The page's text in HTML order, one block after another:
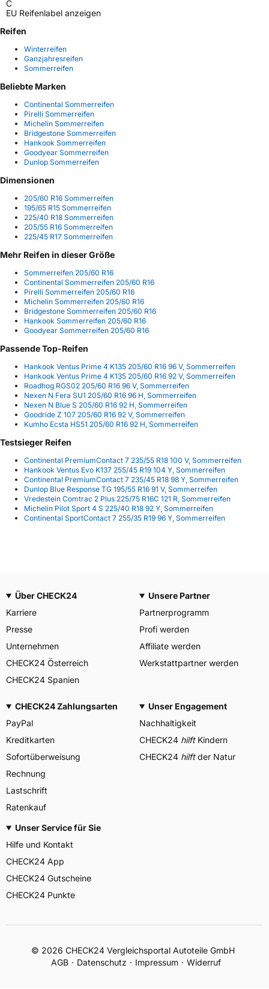
C
EU Reifenlabel anzeigen
Reifen
Winterreifen
Ganzjahresreifen
Sommerreifen
Beliebte Marken
Continental Sommerreifen
Pirelli Sommerreifen
Michelin Sommerreifen
Bridgestone Sommerreifen
Hankook Sommerreifen
Goodyear Sommerreifen
Dunlop Sommerreifen
Dimensionen
205/60 R16 Sommerreifen
195/65 R15 Sommerreifen
225/40 R18 Sommerreifen
205/55 R16 Sommerreifen
225/45 R17 Sommerreifen
Mehr Reifen in dieser Größe
Sommerreifen 205/60 R16
Continental Sommerreifen 205/60 R16
Pirelli Sommerreifen 205/60 R16
Michelin Sommerreifen 205/60 R16
Bridgestone Sommerreifen 205/60 R16
Hankook Sommerreifen 205/60 R16
Goodyear Sommerreifen 205/60 R16
Passende Top-Reifen
Hankook Ventus Prime 4 K135 205/60 R16 96 V, Sommerreifen
Hankook Ventus Prime 4 K135 205/60 R16 92 V, Sommerreifen
Roadhog RGS02 205/60 R16 96 V, Sommerreifen
Nexen N Fera SU1 205/60 R16 96 H, Sommerreifen
Nexen N Blue S 205/60 R16 92 H, Sommerreifen
Goodride Z 107 205/60 R16 92 V, Sommerreifen
Kumho Ecsta HS51 205/60 R16 92 H, Sommerreifen
Testsieger Reifen
Continental PremiumContact 7 235/55 R18 100 V, Sommerreifen
Hankook Ventus Evo K137 255/45 R19 104 Y, Sommerreifen
Continental PremiumContact 7 235/45 R18 98 Y, Sommerreifen
Dunlop Blue Response TG 195/55 R16 91 V, Sommerreifen
Vredestein Comtrac 2 Plus 225/75 R16C 121 R, Sommerreifen
Michelin Pilot Sport 4 S 225/40 R18 92 Y, Sommerreifen
Continental SportContact 7 255/35 R19 96 Y, Sommerreifen
Über CHECK24
Karriere
Presse
Unternehmen
CHECK24 Österreich
CHECK24 Spanien
Unsere Partner
Partnerprogramm
Profi werden
Affiliate werden
Werkstattpartner werden
CHECK24 Zahlungsarten
PayPal
Kreditkarten
Sofortüberweisung
Rechnung
Lastschrift
Ratenkauf
Unser Engagement
Nachhaltigkeit
CHECK24 hilftKindern
CHECK24 hilftder Natur
Unser Service für Sie
Hilfe und Kontakt
CHECK24 App
CHECK24 Gutscheine
CHECK24 Punkte
© 2026 CHECK24 Vergleichsportal Autoteile GmbH
AGB
Datenschutz Impressum Widerruf